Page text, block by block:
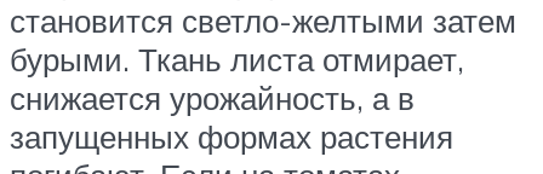
становится светло-желтыми затем
бурыми. Ткань листа отмирает,
снижается урожайность, а в
запущенных формах растения